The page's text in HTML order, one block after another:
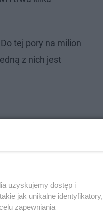
tej pory na milion
z nich jest
uzyskujemy dostęp i
jak unikalne identyfikatory,
zapewniania